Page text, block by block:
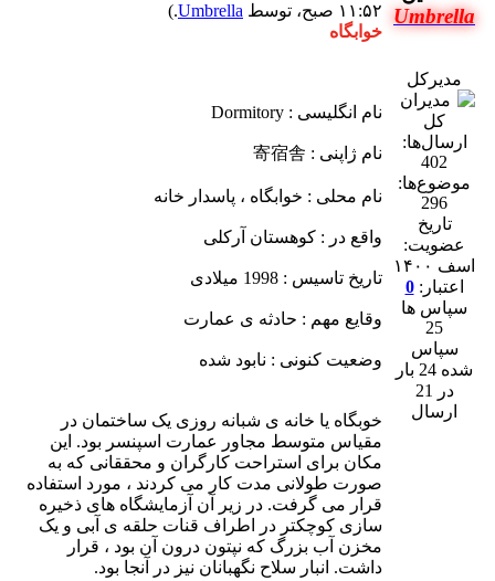
Umbrella
مدیرکل
ارسال‌ها:
402
موضوع‌ها:
296
تاریخ
عضویت:
اسف ۱۴۰۰
اعتبار:0
سپاس ها
25
سپاس
شده 24 بار
در 21
ارسال
۱۱:۵۲ صبح، توسط
Umbrella
.)
خوابگاه
نام انگلیسی : Dormitory
نام ژاپنی : 寄宿舎
نام محلی : خوابگاه ، پاسدار خانه
واقع در : کوهستان آرکلی
تاریخ تاسیس : 1998 میلادی
وقایع مهم : حادثه ی عمارت
وضعیت کنونی : نابود شده
خوبگاه یا خانه ی شبانه روزی یک ساختمان در
مقیاس متوسط مجاور عمارت اسپنسر بود. این
مکان برای استراحت کارگران و محققانی که به
صورت طولانی مدت کار می کردند ، مورد استفاده
قرار می گرفت. در زیر آن آزمایشگاه های ذخیره
سازی کوچکتر در اطراف قنات حلقه ی آبی و یک
مخزن آب بزرگ که نپتون درون آن بود ، قرار
داشت. انبار سلاح نگهبانان نیز در آنجا بود.